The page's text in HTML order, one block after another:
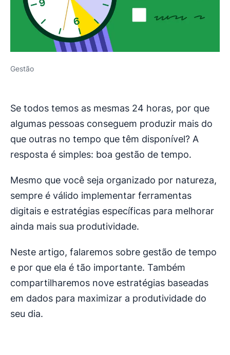
Gestão
Se todos temos as mesmas 24 horas, por que
algumas pessoas conseguem produzir mais do
que outras no tempo que têm disponível? A
resposta é simples: boa gestão de tempo.
Mesmo que você seja organizado por natureza,
sempre é válido implementar ferramentas
digitais e estratégias específicas para melhorar
ainda mais sua produtividade.
Neste artigo, falaremos sobre gestão de tempo
e por que ela é tão importante. Também
compartilharemos nove estratégias baseadas
em dados para maximizar a produtividade do
seu dia.